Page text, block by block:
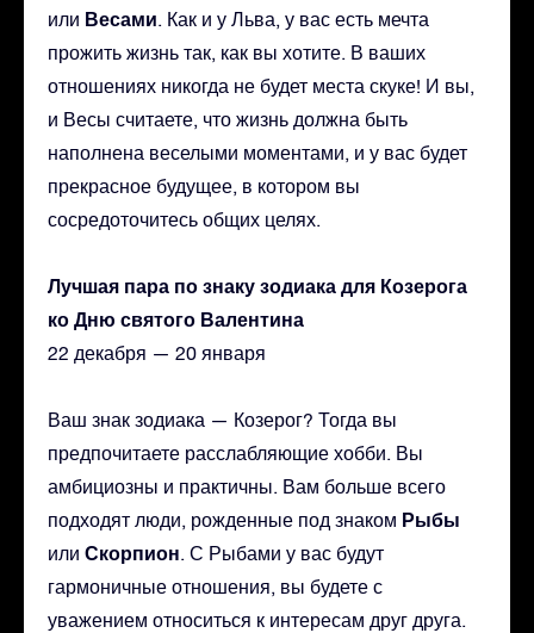
или Весами. Как и у Льва, у вас есть мечта
прожить жизнь так, как вы хотите. В ваших
отношениях никогда не будет места скуке! И вы,
и Весы считаете, что жизнь должна быть
наполнена веселыми моментами, и у вас будет
прекрасное будущее, в котором вы
сосредоточитесь общих целях.
Лучшая пара по знаку зодиака для Козерога
ко Дню святого Валентина
22 декабря — 20 января
Ваш знак зодиака — Козерог? Тогда вы
предпочитаете расслабляющие хобби. Вы
амбициозны и практичны. Вам больше всего
подходят люди, рожденные под знаком Рыбы
или Скорпион. С Рыбами у вас будут
гармоничные отношения, вы будете с
уважением относиться к интересам друг друга.